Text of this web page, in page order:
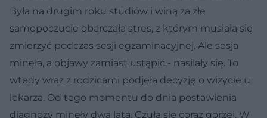
Była na drugim roku studiów i winą za złe
samopoczucie obarczała stres, z którym musiała się
zmierzyć podczas sesji egzaminacyjnej. Ale sesja
minęła, a objawy zamiast ustąpić - nasilały się. To
wtedy wraz z rodzicami podjęła decyzję o wizycie u
lekarza. Od tego momentu do dnia postawienia
diagnozy minęły dwa lata. Czuła się coraz gorzej. W